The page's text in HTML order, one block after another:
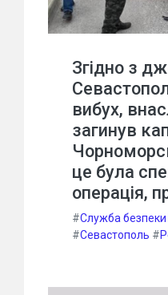
Згідно з
вибух,
загинув
це була
операція,
#Служба безпеки
#Севастополь #